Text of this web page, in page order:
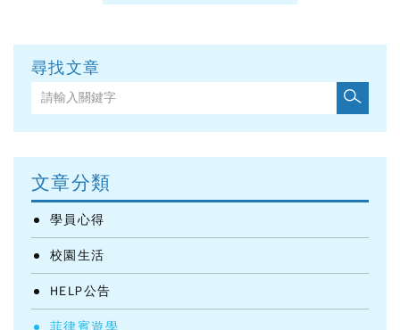
尋找文章
文章分類
學員心得
校園生活
HELP公告
菲律賓遊學